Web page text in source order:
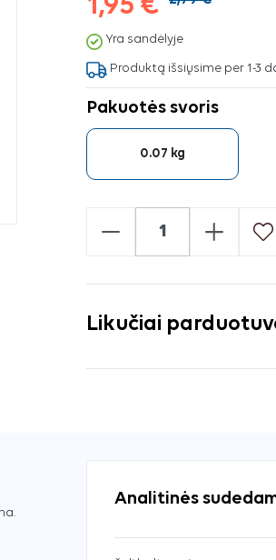
1,95 €
Yra sandėlyje
Produktą išsiųsime per 1-3
Pakuotės svoris
0.07 kg
- +
Likučiai
Analitinės